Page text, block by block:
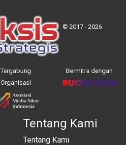
© 2017 - 2026
Tergabung
Organisasi
Bermitra dengan
Tentang Kami
Tentang Kami